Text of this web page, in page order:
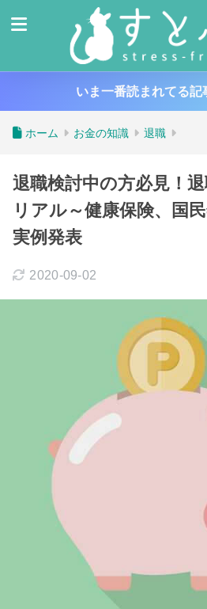
いま一番読まれてる記
ホーム お金の知識 退職
退職検討中の方必見！
リアル～健康保険、国
実例発表
2020-09-02